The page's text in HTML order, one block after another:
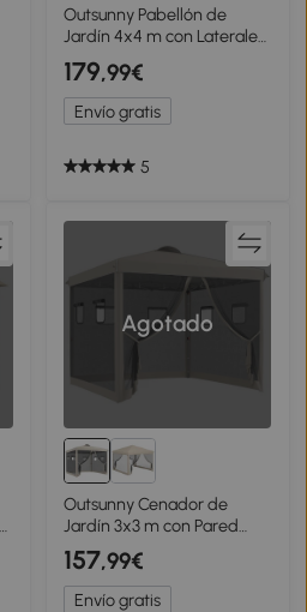
Outsunny Pabellón de
Jardín 4x4 m con Laterales
de Red, Protección
UPF50+, Pabellón de Fiesta
Ajustable en Altura, Beige
179,99€
Envío gratis
5
Agotado
Outsunny Cenador de
Jardín 3x3 m con Pared
Lateral de Malla 6 Ventanas
Altura Ajustable en 3
Niveles Protección Rayos
157,99€
Envío gratis